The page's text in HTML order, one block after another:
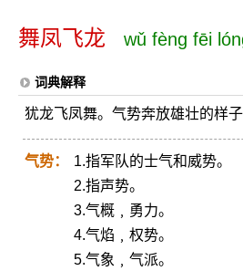
舞凤飞龙 wǔ fèng fēi
词典解释
犹龙飞凤舞。气势奔放雄壮的样子
气势：
1.指军队的士气和威势。
2.指声势。
3.气概﹐勇力。
4.气焰﹐权势。
5.气象﹐气派。